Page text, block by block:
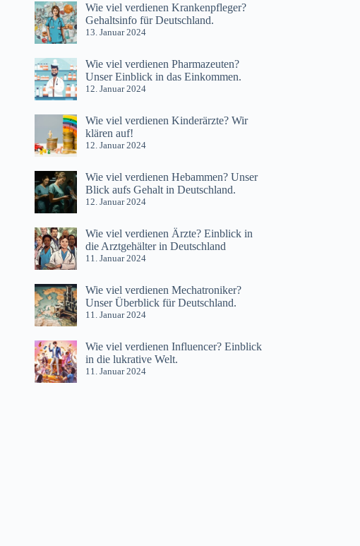
Wie viel verdienen Krankenpfleger?
Gehaltsinfo für Deutschland.
13. Januar 2024
Wie viel verdienen Pharmazeuten?
Unser Einblick in das Einkommen.
12. Januar 2024
Wie viel verdienen Kinderärzte? Wir
klären auf!
12. Januar 2024
Wie viel verdienen Hebammen? Unser
Blick aufs Gehalt in Deutschland.
12. Januar 2024
Wie viel verdienen Ärzte? Einblick in
die Arztgehälter in Deutschland
11. Januar 2024
Wie viel verdienen Mechatroniker?
Unser Überblick für Deutschland.
11. Januar 2024
Wie viel verdienen Influencer? Einblick
in die lukrative Welt.
11. Januar 2024